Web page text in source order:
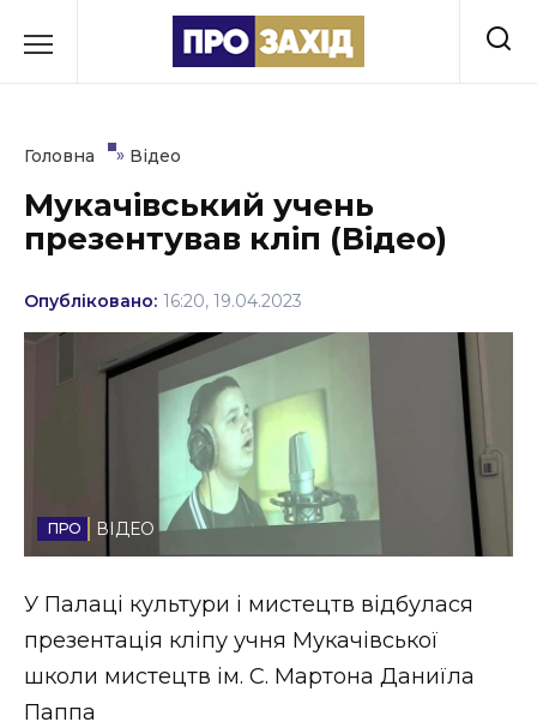
до
Культура
Освіта
Події
Стиль життя
Втрачений Ужгород
Втрачений Ужгород (відеоверсія)
Головна » Відео
Мукачівський учень
презентував кліп (Відео)
Опубліковано: 16:20, 19.04.2023
ВІДЕО
У Палаці культури і мистецтв відбулася
презентація кліпу учня Мукачівської
школи мистецтв ім. С. Мартона Даниїла
Паппа